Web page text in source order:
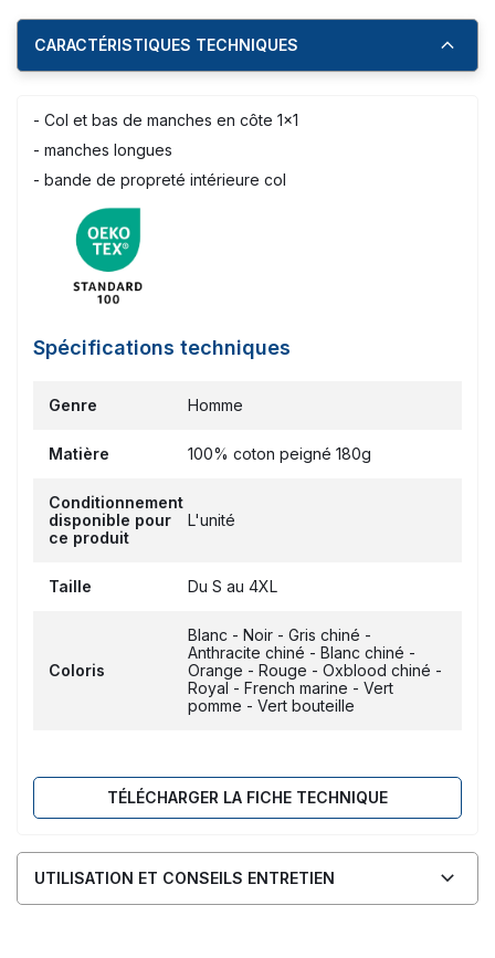
CARACTÉRISTIQUES TECHNIQUES
- Col et bas de manches en côte 1x1
- manches longues
- bande de propreté intérieure col
Spécifications techniques
Genre Homme
Matière 100% coton peigné 180g
Conditionnement
disponible pour
ce produit
L'unité
Taille Du S au 4XL
Coloris
Blanc - Noir - Gris chiné -
Anthracite chiné - Blanc chiné -
Orange - Rouge - Oxblood chiné -
Royal - French marine - Vert
pomme - Vert bouteille
TÉLÉCHARGER LA FICHE TECHNIQUE
UTILISATION ET CONSEILS ENTRETIEN